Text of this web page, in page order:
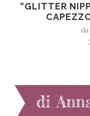
“GLITTER
da